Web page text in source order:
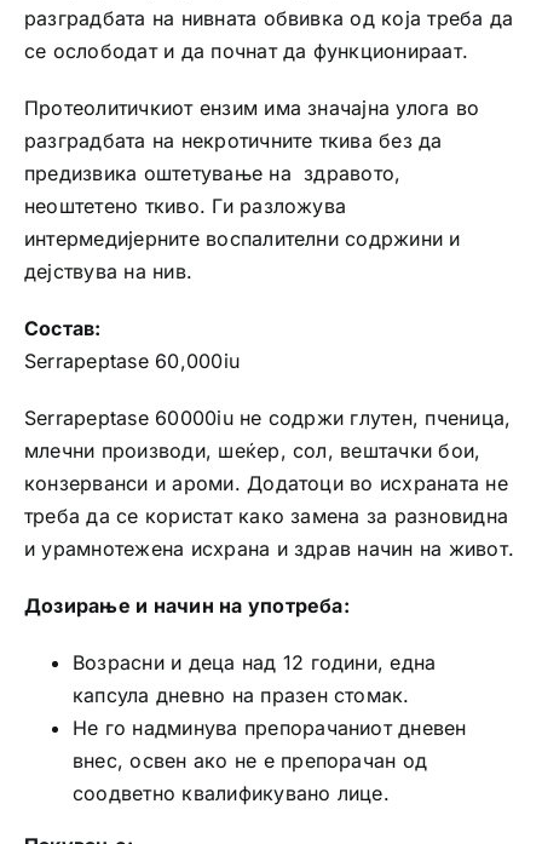
разградбата на нивната обвивка од која треба да
се ослободат и да почнат да функционираат.
Протеолитичкиот ензим има значајна улога во
разградбата на некротичните ткива без да
предизвика оштетување на здравото,
неоштетено ткиво. Ги разложува
интермедијерните воспалителни содржини и
дејствува на нив.
Состав:
Serrapeptase 60,000iu
Serrapeptase 60000iu не содржи глутен, пченица,
млечни производи, шеќер, сол, вештачки бои,
конзерванси и ароми. Додатоци во исхраната не
треба да се користат како замена за разновидна
и урамнотежена исхрана и здрав начин на живот.
Дозирање и начин на употреба:
Возрасни и деца над 12 години, една
капсула дневно на празен стомак.
Не го надминува препорачаниот дневен
внес, освен ако не е препорачан од
соодветно квалификувано лице.